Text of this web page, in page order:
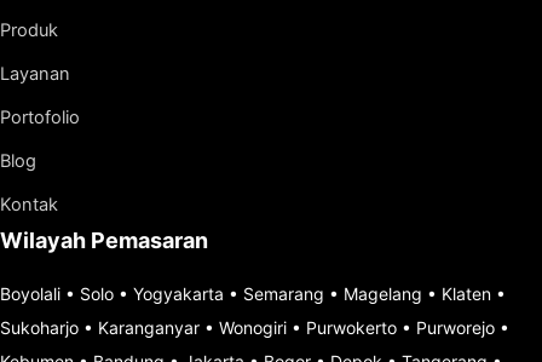
Produk
Layanan
Portofolio
Blog
Kontak
Wilayah Pemasaran
Boyolali • Solo • Yogyakarta • Semarang • Magelang • Klaten •
Sukoharjo • Karanganyar • Wonogiri • Purwokerto • Purworejo •